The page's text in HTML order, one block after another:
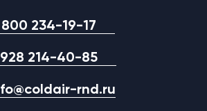
234-19-17
214-40-85
rnd.ru